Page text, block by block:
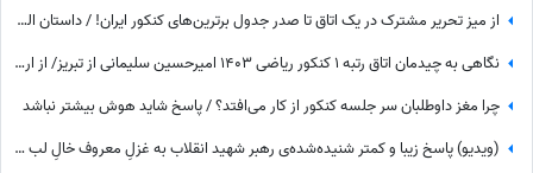
از میز تحریر مشترک در یک اتاق تا صدر جدول برترین‌های کنکور ایران! / داستان الهام‌بخش و جالب دوقلوهای افسانه‌ای که کنکور را ترکاندند!
نگاهی به چیدمان اتاق رتبه 1 کنکور ریاضی 1403 امیرحسین سلیمانی از تبریز/ از ارگ هنری تا نشد یک ریاضیدان، ماشین حساب ساده
چرا مغز داوطلبان سر جلسه کنکور از کار می‌افتد؟ / پاسخ شاید هوش بیشتر نباشد
(ویدیو) پاسخ زیبا و کمتر شنیده‌شده‌ی رهبر شهید انقلاب به غزلِ معروف خالِ لب امام خمینی: تو که خود خال لبی از چه گرفتار شدی...